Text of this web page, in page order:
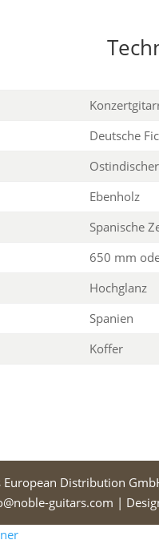
Deutsche
Ebenholz
Spanische
650 mm
Hochglanz
Spanien
Koffer
Distribution
guitars.com |